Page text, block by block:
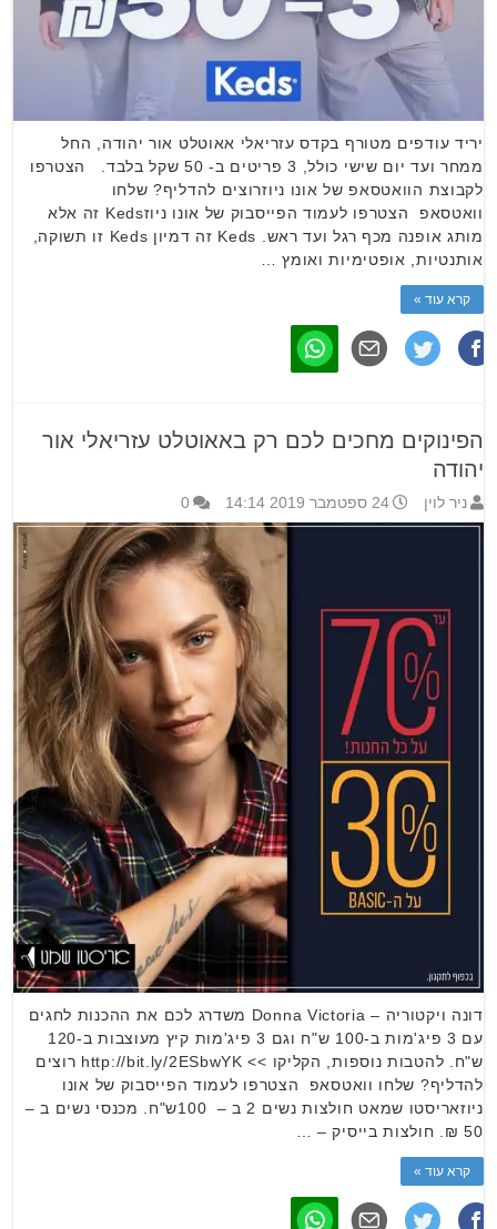
יריד עודפים מטורף בקדס עזריאלי אאוטלט אור יהודה, החל
ממחר ועד יום שישי כולל, 3 פריטים ב- 50 שקל בלבד. הצטרפו
לקבוצת הוואטסאפ של אונו ניוזרוצים להדליף? שלחו
וואטסאפ הצטרפו לעמוד הפייסבוק של אונו ניוזKeds זה אלא
מותג אופנה מכף רגל ועד ראש. Keds זה דמיון Keds זו תשוקה,
אותנטיות, אופטימיות ואומץ …
קרא עוד »
הפינוקים מחכים לכם רק באאוטלט עזריאלי אור
יהודה
ניר לוין 24 ספטמבר 2019 14:14 0
דונה ויקטוריה – Donna Victoria משדרג לכם את ההכנות לחגים
עם 3 פיג'מות ב-100 ש"ח וגם 3 פיג'מות קיץ מעוצבות ב-120
ש"ח. להטבות נוספות, הקליקו >> http://bit.ly/2ESbwYK רוצים
להדליף? שלחו וואטסאפ הצטרפו לעמוד הפייסבוק של אונו
ניוזאריסטו שמאט חולצות נשים 2 ב – 100ש"ח. מכנסי נשים ב –
50 ₪. חולצות בייסיק – …
קרא עוד »